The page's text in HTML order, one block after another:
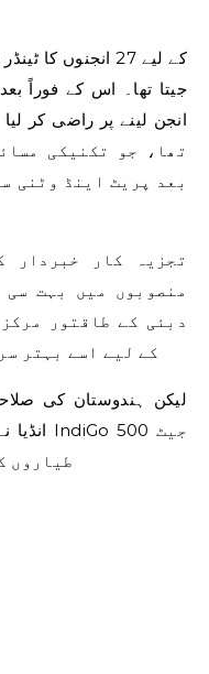
جیتا تھا۔ اس کے فوراً
بعد پریٹ اینڈ وٹنی
تجزیہ کار خبردار
منصوبوں میں بہت
دبئی کے طاقتور
کے لیے اسے بہتر
لیکن ہندوستان کی
طیاروں